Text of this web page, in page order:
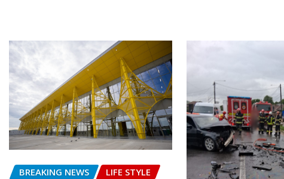
BREAKING NEWS LIFE STYLE